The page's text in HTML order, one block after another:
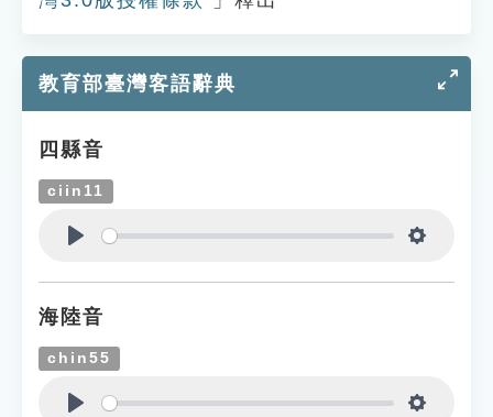
教育部臺灣客語辭典
四縣音
ciin11
海陸音
chin55